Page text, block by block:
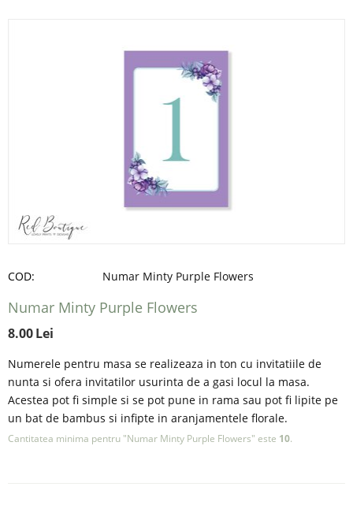
COD: Numar Minty Purple Flowers
Numar Minty Purple Flowers
8.00Lei
Numerele pentru masa se realizeaza in ton cu invitatiile de
nunta si ofera invitatilor usurinta de a gasi locul la masa.
Acestea pot fi simple si se pot pune in rama sau pot fi lipite pe
un bat de bambus si infipte in aranjamentele florale.
Cantitatea minima pentru "Numar Minty Purple Flowers" este 10.